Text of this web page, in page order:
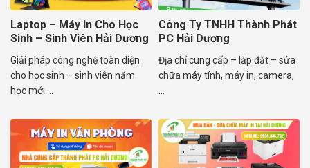
Laptop – Máy In Cho Học
Sinh – Sinh Viên Hải Dương
Giải pháp công nghệ toàn diện
cho học sinh – sinh viên năm
học mới ...
Công Ty TNHH Thành Phát
PC Hải Dương
Địa chỉ cung cấp – lắp đặt – sửa
chữa máy tính, máy in, camera,
...